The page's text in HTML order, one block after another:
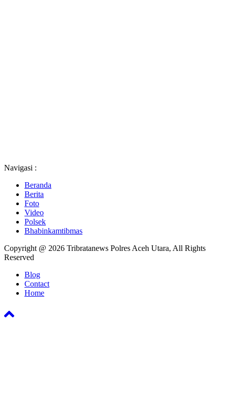
Navigasi :
Beranda
Berita
Foto
Video
Polsek
Bhabinkamtibmas
Copyright @ 2026 Tribratanews Polres Aceh Utara, All Rights
Reserved
Blog
Contact
Home